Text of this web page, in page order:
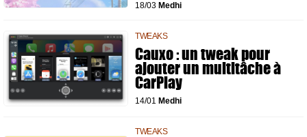
18/03 Medhi
TWEAKS
Cauxo : un tweak pour
ajouter un multitâche à
CarPlay
14/01 Medhi
TWEAKS